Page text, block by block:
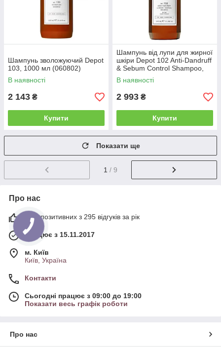
Шампунь зволожуючий Depot
103, 1000 мл (060802)
В наявності
2 143 ₴
Купити
Шампунь від лупи для жирної
шкіри Depot 102 Anti-Dandruff
& Sebum Control Shampoo,
1000 мл (060772)
В наявності
2 993 ₴
Купити
Показати ще
1 / 9
Про нас
99% позитивних з 295 відгуків за рік
Працює з 15.11.2017
м. Київ
Київ, Україна
Контакти
Сьогодні працює з 09:00 до 19:00
Показати весь графік роботи
Про нас